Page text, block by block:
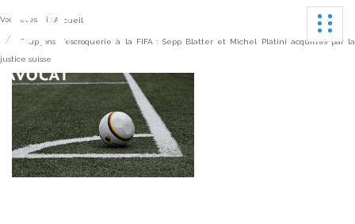
Vous êtes ici :Accueil
Soupçons d’escroquerie à la FIFA : Sepp Blatter et Michel Platini acquittés par la
justice suisse